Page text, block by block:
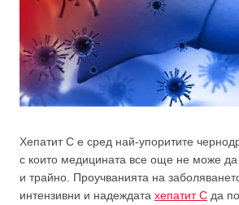
Хепатит С е сред най-упоритите
с които медицината все още не може
и трайно. Проучванията на
интензивни и надеждата хепатит С да